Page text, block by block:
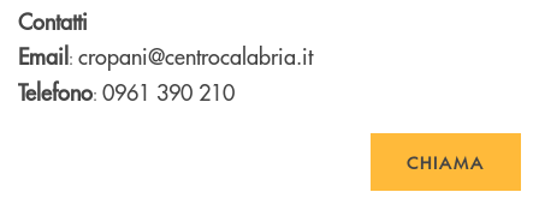
Contatti
Email: cropani@centrocalabria.it
Telefono: 0961 390 210
CHIAMA